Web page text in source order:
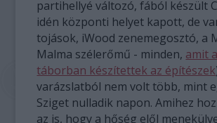
partihellyé változó, fából készült
idén központi helyet kapott, de
tojások, iWood zenemegosztó, a
Malma szélerőmű - minden, amit
táborban készítettek az építészek
varázslatból nem volt több, mint
Sziget nulladik napon. Amihez
az is, hogy a hőség elől